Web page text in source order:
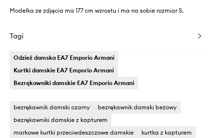
Modelka ze zdjęcia ma 177 cm wzrostu i ma na sobie rozmiar S.
Tagi
Odzież damska EA7 Emporio Armani
Kurtki damskie EA7 Emporio Armani
Bezrękawniki damskie EA7 Emporio Armani
bezrękawnik damski czarny
bezrękawnik damski beżowy
bezrękawniki damskie z kapturem
markowe kurtki przeciwdeszczowe damskie
kurtka z kapturem